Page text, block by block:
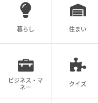
さらに、「SOS！
大作戦」、2種類の
暮らし 住まい
ビジネス・マ
ネー
クイズ